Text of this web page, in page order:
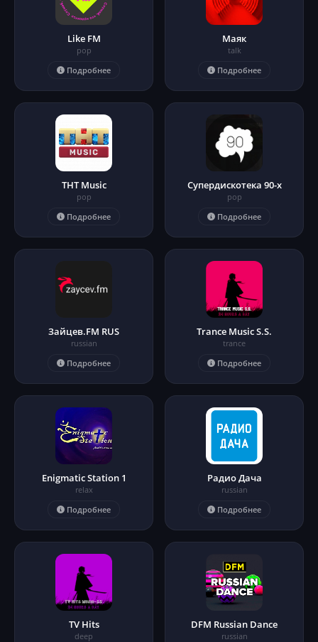
Like FM
pop
Подробнее
Маяк
talk
Подробнее
ТНТ Music
pop
Подробнее
Супердискотека 90-х
pop
Подробнее
Зайцев.FM RUS
russian
Подробнее
Trance Music S.S.
trance
Подробнее
Enigmatic Station 1
relax
Подробнее
Радио Дача
russian
Подробнее
TV Hits
deep
DFM Russian Dance
russian